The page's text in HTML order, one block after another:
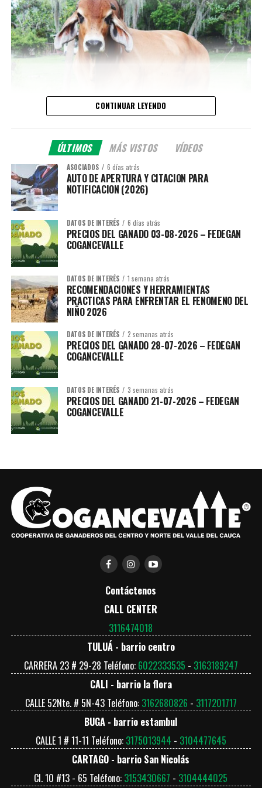
CONTINUAR LEYENDO
ÚLTIMOS MÁS VISTOS VÍDEOS
ASOCIADOS 6 días atrás
AUTO DE APERTURA Y CITACION PARA
NOTIFICACION (2026)
DATOS DE INTERÉS 6 días atrás
PRECIOS DEL GANADO 03-08-2026 – FEDEGAN
COGANCEVALLE
DATOS DE INTERÉS 1 semana atrás
RECOMENDACIONES Y HERRAMIENTAS
PRACTICAS PARA ENFRENTAR EL FENOMENO DEL
NIÑO 2026
DATOS DE INTERÉS 2 semanas atrás
PRECIOS DEL GANADO 28-07-2026 – FEDEGAN
COGANCEVALLE
DATOS DE INTERÉS 3 semanas atrás
PRECIOS DEL GANADO 21-07-2026 – FEDEGAN
COGANCEVALLE
Contáctenos
CALL CENTER
3116474018
TULUÁ - barrio centro
CARRERA 23 # 29-28 Teléfono: 6022333535 - 3163189247
CALI - barrio la flora
CALLE 52Nte. # 5N-43 Teléfono: 3162680826 - 3117201717
BUGA - barrio estambul
CALLE 1 # 11-11 Teléfono: 3175013944 - 3104477645
CARTAGO - barrio San Nicolás
Cl. 10 #13 - 65 Teléfono: 3153430667 - 3104444025